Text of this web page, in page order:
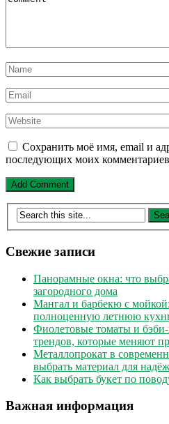
Сохранить моё имя, email и
последующих моих
Свежие записи
Панорамные окна: что
загородного дома
Мангал и барбекю с
полноценную летнюю
Фиолетовые томаты и
трендов, которые меняют
Металлопрокат в
выбрать материал для
Как выбрать букет по
Важная информация